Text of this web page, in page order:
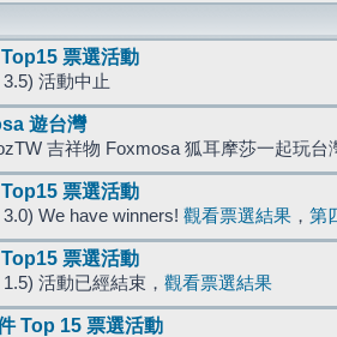
票選活動
活動中止
遊台灣
吉祥物 Foxmosa 狐耳摩莎一起玩台
票選活動
We have winners! 觀看票選結果 ， 第
票選活動
活動已經結束， 觀看票選結果
Top 15 票選活動